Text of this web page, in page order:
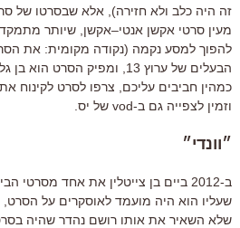
זה היה כלב ולא חזירה), אלא שבסרטו של
מעין סרטי אקשן אנטי–אקשן שיותר מתמקד
להפוך למסע נקמה (נקודה מקומית: את
הבעלים של ערוץ 13, ומפיק הסרט הוא בן
כמהין חביבים עליכם
צרפו לסרט לקינוח
וזמין לצפייה גם ב-vod של יס
״וונדי״
ב-2012 ביים בן צייטלין את אחד מסרטי
שעליו הוא היה מועמד לאוסקרים על הסרט
שלא השאיר את אותו רושם נהדר שהיה